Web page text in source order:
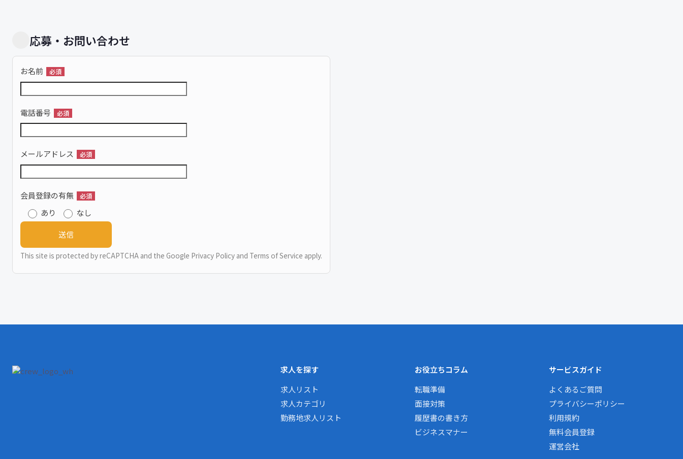
応募・お問い合わせ
お名前 必須
電話番号 必須
メールアドレス 必須
会員登録の有無 必須
あり なし
This site is protected by reCAPTCHA and the Google Privacy Policy and Terms of Service apply.
求人を探す
求人リスト
求人カテゴリ
勤務地求人リスト
お役立ちコラム
転職準備
面接対策
履歴書の書き方
ビジネスマナー
サービスガイド
よくあるご質問
プライバシーポリシー
利用規約
無料会員登録
運営会社